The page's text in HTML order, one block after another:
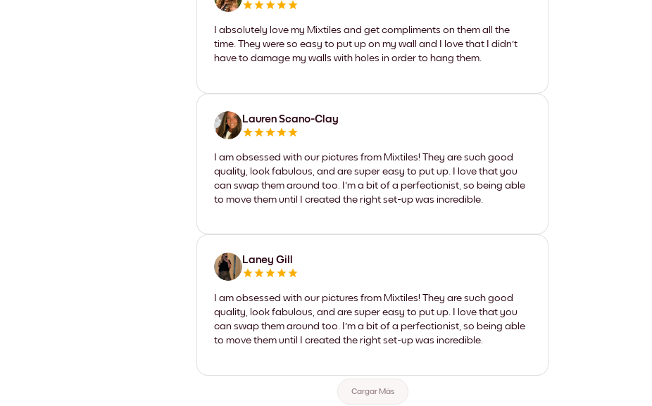
I absolutely love my Mixtiles and get compliments on them all the
time. They were so easy to put up on my wall and I love that I didn't
have to damage my walls with holes in order to hang them.
Lauren Scano-Clay
I am obsessed with our pictures from Mixtiles! They are such good
quality, look fabulous, and are super easy to put up. I love that you
can swap them around too. I'm a bit of a perfectionist, so being able
to move them until I created the right set-up was incredible.
Laney Gill
I am obsessed with our pictures from Mixtiles! They are such good
quality, look fabulous, and are super easy to put up. I love that you
can swap them around too. I'm a bit of a perfectionist, so being able
to move them until I created the right set-up was incredible.
Cargar Más